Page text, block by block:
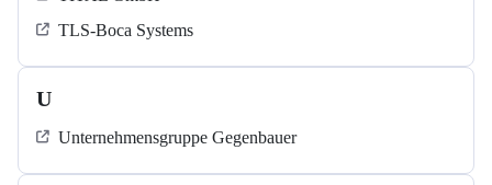
TLS-Boca Systems
U
Unternehmensgruppe Gegenbauer